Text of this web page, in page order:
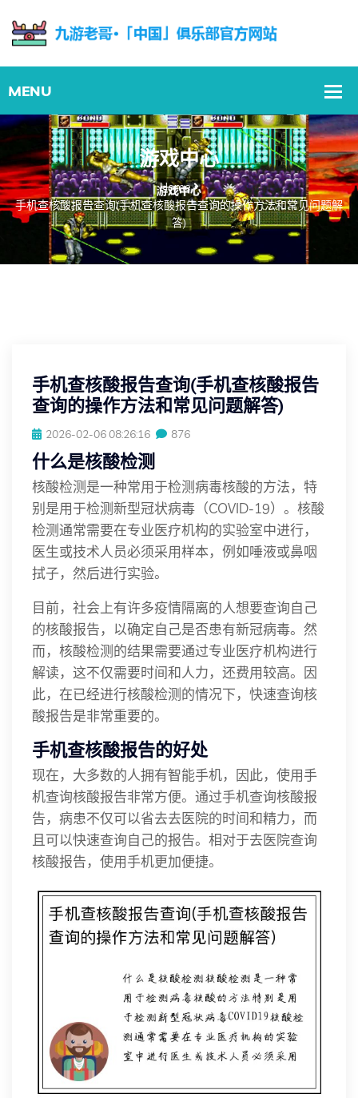
游戏中心
Home
手机查核酸报告查询(手机查核酸报告查询的操作方法和常见问题解
答)
手机查核酸报告查询(手机查核酸报告
查询的操作方法和常见问题解答)
2026-02-06 08:26:16 876
什么是核酸检测
核酸检测是一种常用于检测病毒核酸的方法，特
别是用于检测新型冠状病毒（COVID-19）。核酸
检测通常需要在专业医疗机构的实验室中进行，
医生或技术人员必须采用样本，例如唾液或鼻咽
拭子，然后进行实验。
目前，社会上有许多疫情隔离的人想要查询自己
的核酸报告，以确定自己是否患有新冠病毒。然
而，核酸检测的结果需要通过专业医疗机构进行
解读，这不仅需要时间和人力，还费用较高。因
此，在已经进行核酸检测的情况下，快速查询核
酸报告是非常重要的。
手机查核酸报告的好处
现在，大多数的人拥有智能手机，因此，使用手
机查询核酸报告非常方便。通过手机查询核酸报
告，病患不仅可以省去去医院的时间和精力，而
且可以快速查询自己的报告。相对于去医院查询
核酸报告，使用手机更加便捷。